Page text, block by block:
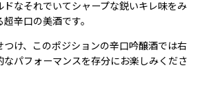
なそれでいてシャープな鋭いキレ味をみ
辛口の美酒です。
け、このポジションの辛口吟醸酒では右
なパフォーマンスを存分にお楽しみくださ